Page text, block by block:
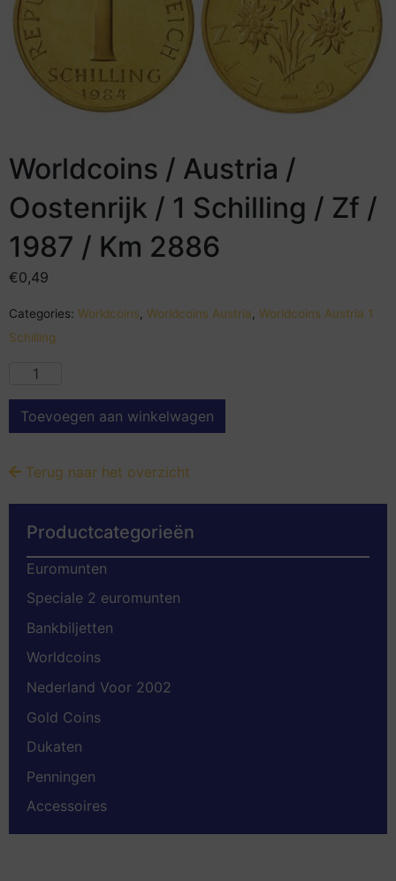
Worldcoins / Austria /
Oostenrijk / 1 Schilling / Zf /
1987 / Km 2886
€0,49
Categories: Worldcoins Worldcoins Austria Worldcoins Austria 1
Schilling
Toevoegen aan winkelwagen
Terug naar het overzicht
Productcategorieën
Euromunten
Speciale 2 euromunten
Bankbiljetten
Worldcoins
Nederland Voor 2002
Gold Coins
Dukaten
Penningen
Accessoires